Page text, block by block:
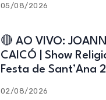
Caicó-RN
05/08/2026
🔴 AO VIVO:
CAICÓ | Show
Festa de Sant’Ana
02/08/2026